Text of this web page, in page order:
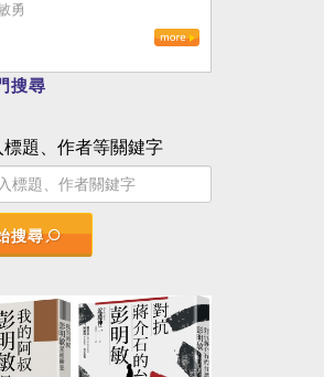
勇
搜尋
標題、作者等關鍵字
搜尋